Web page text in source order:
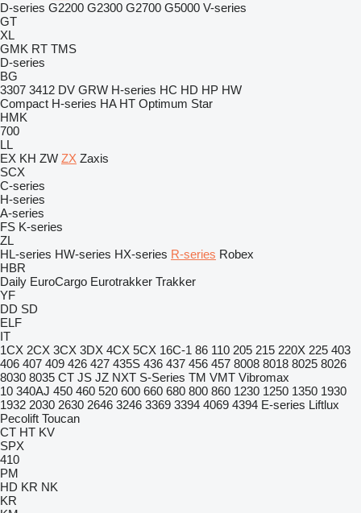
D-series G2200 G2300 G2700 G5000 V-series
GT
XL
GMK RT TMS
D-series
BG
3307 3412 DV GRW H-series HC HD HP HW
Compact H-series HA HT Optimum Star
HMK
700
LL
EX KH ZW ZX Zaxis
SCX
C-series
H-series
A-series
FS K-series
ZL
HL-series HW-series HX-series R-series Robex
HBR
Daily EuroCargo Eurotrakker Trakker
YF
DD SD
ELF
IT
1CX 2CX 3CX 3DX 4CX 5CX 16C-1 86 110 205 215 220X 225 403
406 407 409 426 427 435S 436 437 456 457 8008 8018 8025 8026
8030 8035 CT JS JZ NXT S-Series TM VMT Vibromax
10 340AJ 450 460 520 600 660 680 800 860 1230 1250 1350 1930
1932 2030 2630 2646 3246 3369 3394 4069 4394 E-series Liftlux
Pecolift Toucan
CT HT KV
SPX
410
PM
HD KR NK
KR